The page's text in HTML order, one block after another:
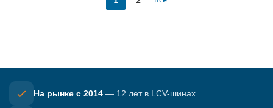
На рынке с 2014 — 12 лет в LCV-шинах